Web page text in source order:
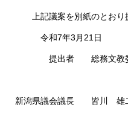
上記議案を別紙のとおり
令和7年3月21日
提出者 総務文教
新潟県議会議長 皆川 雄